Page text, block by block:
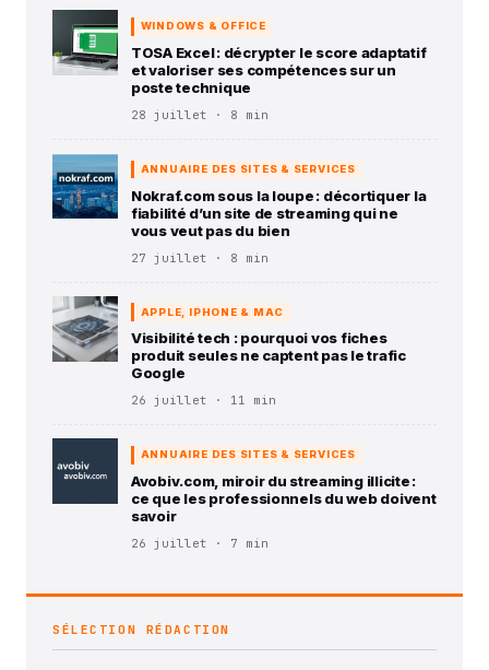
WINDOWS & OFFICE
TOSA Excel : décrypter le score adaptatif
et valoriser ses compétences sur un
poste technique
28 juillet · 8 min
ANNUAIRE DES SITES & SERVICES
Nokraf.com sous la loupe : décortiquer la
fiabilité d’un site de streaming qui ne
vous veut pas du bien
27 juillet · 8 min
APPLE, IPHONE & MAC
Visibilité tech : pourquoi vos fiches
produit seules ne captent pas le trafic
Google
26 juillet · 11 min
ANNUAIRE DES SITES & SERVICES
Avobiv.com, miroir du streaming illicite :
ce que les professionnels du web doivent
savoir
26 juillet · 7 min
SÉLECTION RÉDACTION